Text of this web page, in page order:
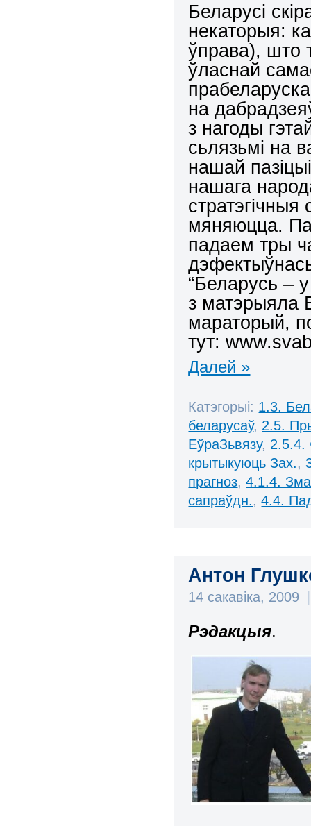
Беларусі
некаторыя:
ўправа), што
ўласнай
на
з нагоды
сьлязьмі на
нашай
нашага
мяняюцца.
падаем тры
“Беларусь –
з матэрыяла
мараторый,
тут:
Далей »
Катэгорыі: 1.3.
беларусаў, 2.5.
ЕўраЗьвязу, 2.5.4.
крытыкуюць Зах.,
прагноз,4.1.4.
сапраўдн.,4.4.
Антон
14 сакавіка, 2009
Рэдакцыя.